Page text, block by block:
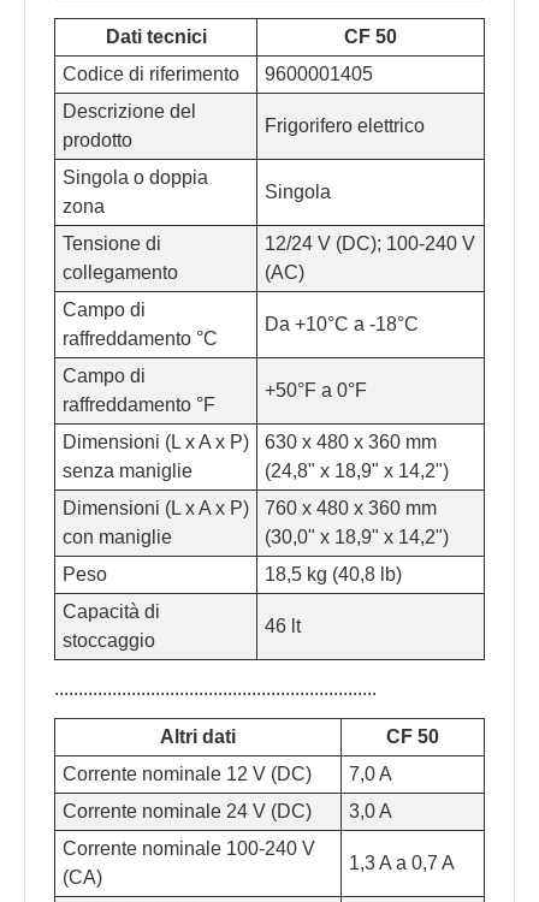
Dati tecnici
CF 50
Codice di riferimento
9600001405
Descrizione del
prodotto
Frigorifero elettrico
Singola o doppia
zona
Singola
Tensione di
collegamento
12/24 V (DC); 100-240 V
(AC)
Campo di
raffreddamento °C
Da +10°C a -18°C
Campo di
raffreddamento °F
+50°F a 0°F
Dimensioni (L x A x P)
senza maniglie
630 x 480 x 360 mm
(24,8" x 18,9" x 14,2")
Dimensioni (L x A x P)
con maniglie
760 x 480 x 360 mm
(30,0" x 18,9" x 14,2")
Peso
18,5 kg (40,8 lb)
Capacità di
stoccaggio
46 lt
...................................................................
Altri dati
CF 50
Corrente nominale 12 V (DC)
7,0 A
Corrente nominale 24 V (DC)
3,0 A
Corrente nominale 100-240 V
(CA)
1,3 A a 0,7 A